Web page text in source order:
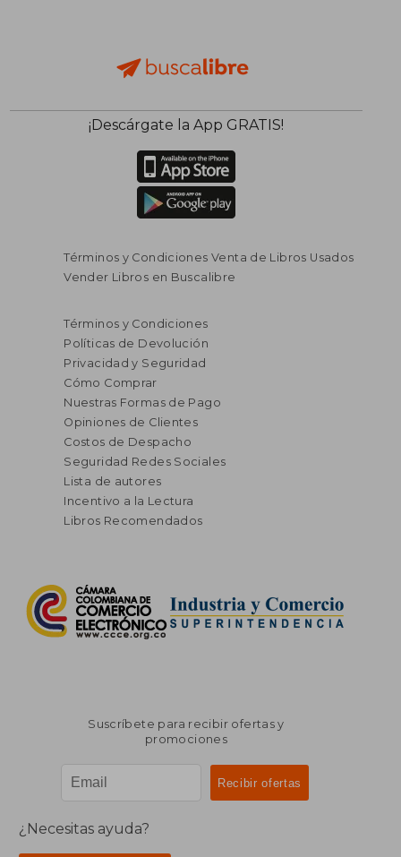
¡Descárgate la App GRATIS!
Términos y Condiciones Venta de Libros Usados
Vender Libros en Buscalibre
Términos y Condiciones
Políticas de Devolución
Privacidad y Seguridad
Cómo Comprar
Nuestras Formas de Pago
Opiniones de Clientes
Costos de Despacho
Seguridad Redes Sociales
Lista de autores
Incentivo a la Lectura
Libros Recomendados
Suscríbete para recibir ofertas y
promociones
¿Necesitas ayuda?